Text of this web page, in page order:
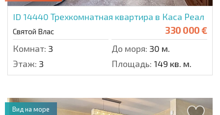
ID 14440 Трехкомнатная квартира в Каса Реал
Святой Влас 330 000 €
Комнат: 3 До моря: 30 м.
Этаж: 3 Площадь: 149 кв. м.
Вид на море